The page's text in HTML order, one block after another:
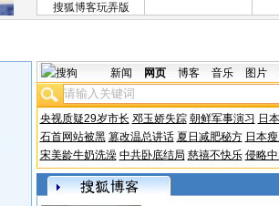
搜狐博客玩弄版
新闻 网页 博客 音乐 图片
央视质疑29岁市长 邓玉娇失踪 朝鲜军事演习 日
石首网站被黑 篡改温总讲话 夏日减肥秘方 日本
宋美龄牛奶洗澡 中共卧底结局 慈禧不快乐 侵略